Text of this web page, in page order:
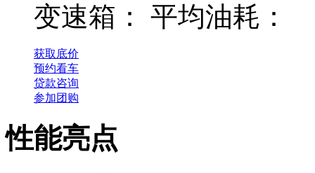
变速箱：
平均油耗：
获取底价
预约看车
贷款咨询
参加团购
性能亮点